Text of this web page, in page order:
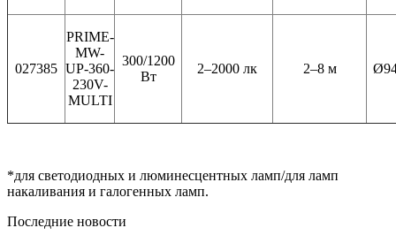
027385
PRIME-
MW-
UP-360-
230V-
MULTI
300/1200
Вт
2–2000 лк 2–8 м
*для светодиодных и люминесцентных ламп/для ламп
накаливания и галогенных ламп.
Последние новости